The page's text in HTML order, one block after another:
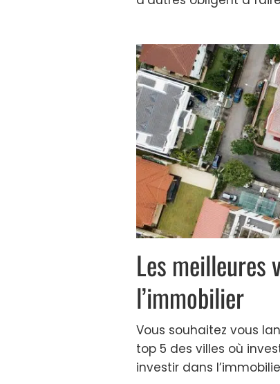
Les meilleures
l’immobilier
Vous souhaitez vous
top 5 des villes où
investir dans